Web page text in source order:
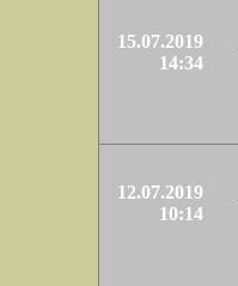
15.07.2019
14:34
12.07.2019
10:14